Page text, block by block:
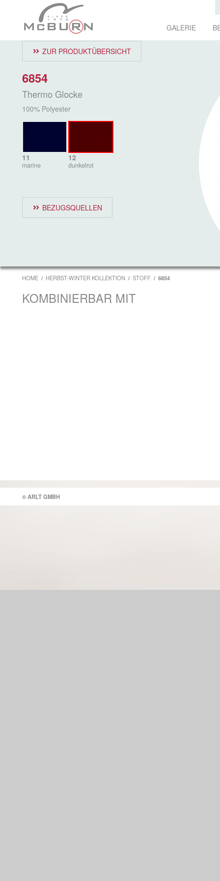
GALERIE
ZUR PRODUKTÜBERSICHT
6854
Thermo Glocke
100% Polyester
11
marine
12
dunkelrot
BEZUGSQUELLEN
HOME HERBST-WINTER KOLLEKTION STOFF 6854
KOMBINIERBAR MIT
© ARLT GMBH